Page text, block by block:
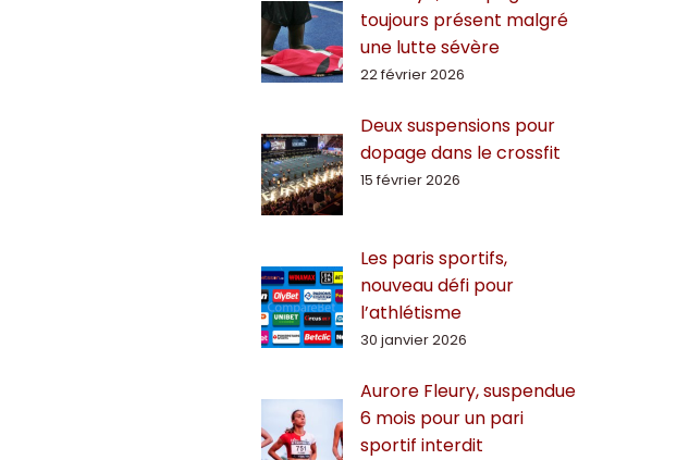
toujours présent malgré
une lutte sévère
22 février 2026
Deux suspensions pour
dopage dans le crossfit
15 février 2026
Les paris sportifs,
nouveau défi pour
l’athlétisme
30 janvier 2026
Aurore Fleury, suspendue
6 mois pour un pari
sportif interdit